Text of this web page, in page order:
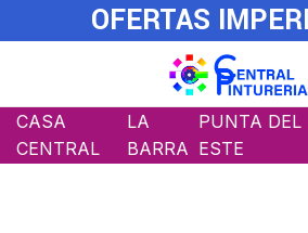
OFERTAS
CASA
CENTRAL
LA
BARRA
PUNTA DEL
ESTE